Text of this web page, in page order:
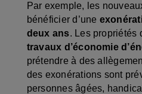
Par exemple, les
bénéficier d’une
deux ans. Les propriétés
travaux d’économie
prétendre à des
des exonérations sont
personnes âgées,